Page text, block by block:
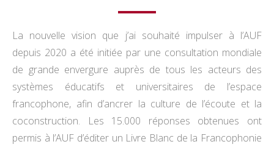
La nouvelle vision que j’ai souhaité impulser à l’AUF
depuis 2020 a été initiée par une consultation mondiale
de grande envergure auprès de tous les acteurs des
systèmes éducatifs et universitaires de l’espace
francophone, afin d’ancrer la culture de l’écoute et la
coconstruction. Les 15.000 réponses obtenues ont
permis à l’AUF d’éditer un Livre Blanc de la Francophonie